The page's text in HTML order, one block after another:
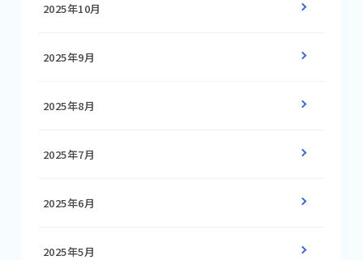
2025年10月
2025年9月
2025年8月
2025年7月
2025年6月
2025年5月